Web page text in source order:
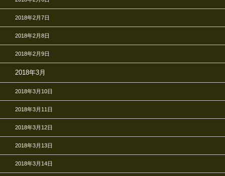
2018年2月7日
2018年2月8日
2018年2月9日
2018年3月
2018年3月10日
2018年3月11日
2018年3月12日
2018年3月13日
2018年3月14日